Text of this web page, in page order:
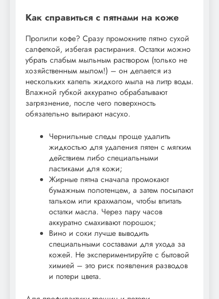
Как справиться с пятнами на коже
Пролили кофе? Сразу промокните пятно сухой
салфеткой, избегая растирания. Остатки можно
убрать слабым мыльным раствором (только не
хозяйственным мылом!) – он делается из
нескольких капель жидкого мыла на литр воды.
Влажной губкой аккуратно обрабатывают
загрязнение, после чего поверхность
обязательно вытирают насухо.
Чернильные следы проще удалить
жидкостью для удаления пятен с мягким
действием либо специальными
ластиками для кожи;
Жирные пятна сначала промокают
бумажным полотенцем, а затем посыпают
тальком или крахмалом, чтобы впитать
остатки масла. Через пару часов
аккуратно смахивают порошок;
Вино и соки лучше выводить
специальными составами для ухода за
кожей. Не экспериментируйте с бытовой
химией – это риск появления разводов
и потери цвета.